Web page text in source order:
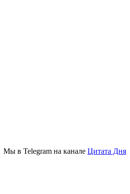
Мы в Telegram на канале Цитата Дня